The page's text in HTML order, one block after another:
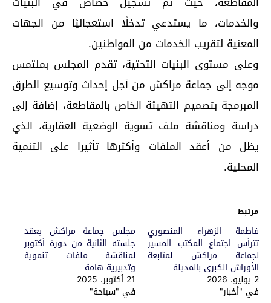
والخدمات، ما يستدعي تدخلًا استعجاليًا من الجهات
المعنية لتقريب الخدمات من المواطنين.
وعلى مستوى البنيات التحتية، تقدم المجلس بملتمس
موجه إلى جماعة مراكش من أجل إحداث وتوسيع الطرق
المبرمجة بتصميم التهيئة الخاص بالمقاطعة، إضافة إلى
دراسة ومناقشة ملف تسوية الوضعية العقارية، الذي
يظل من أعقد الملفات وأكثرها تأثيرا على التنمية
المحلية.
مرتبط
فاطمة الزهراء المنصوري
تترأس اجتماع المكتب المسير
لجماعة مراكش لمتابعة
الأوراش الكبرى بالمدينة
2 يوليو، 2026
في "أخبار"
مجلس جماعة مراكش يعقد
جلسته الثانية من دورة أكتوبر
لمناقشة ملفات تنموية
وتدبيرية هامة
21 أكتوبر، 2025
في "سياحة"